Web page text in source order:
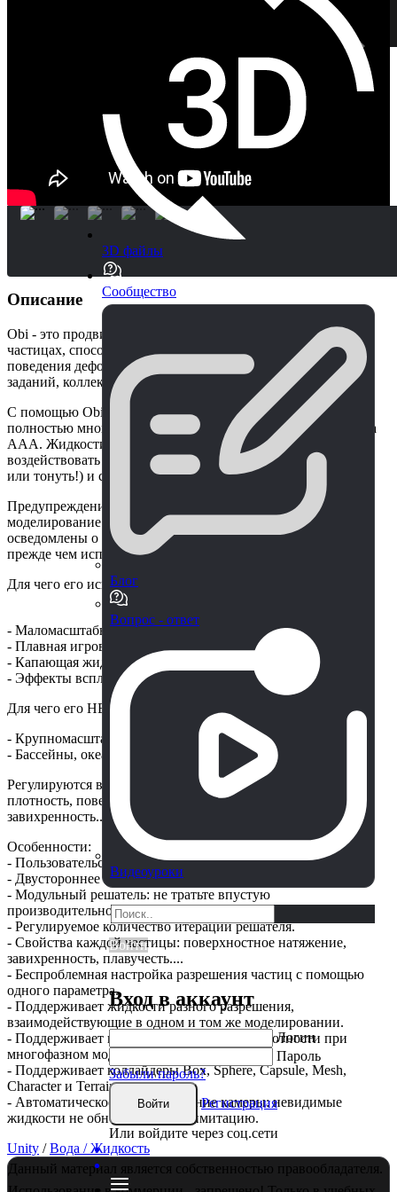
3D файлы
Сообщество
Блог
Вопрос - ответ
Видеоуроки
Войти
Вход в аккаунт
Логин
Пароль
Забыли пароль?
Войти
Регистрация
Или войдите через соц.сети
Описание
Obi - это продвинутый физический движок, основанный на
частицах, способный моделировать широкий спектр
поведения деформируемого материала. Зависит от пакета,
заданий, коллекций и математических пакетов.
С помощью Obi Fluid вы можете с легкостью создавать
полностью многопоточные жидкостные симуляции качества
AAA. Жидкости реагируют друг с другом, могут
воздействовать на твердые тела (даже заставлять их плавать
или тонуть!) и способны прилипать к поверхностям.
Предупреждение: Пожалуйста, обратите внимание, что
моделирование жидкости - очень сложная задача. Будьте
осведомлены о его последствиях для производительности,
прежде чем использовать его.
Для чего его использовать:
- Маломасштабное моделирование жидкости
- Плавная игровая механика 2D
- Капающая жидкость
- Эффекты всплеска
Для чего его НЕ следует использовать:
- Крупномасштабное моделирование жидкости
- Бассейны, океаны, озера, наводнения
Регулируются все физические свойства жидкости: вязкость,
плотность, поверхностное натяжение, липкость,
завихренность...
Особенности:
- Пользовательские формы излучателей.
- Двустороннее взаимодействие твердого тела.
- Модульный решатель: не тратьте впустую
производительность, все параметры доступны.
- Регулируемое количество итераций решателя.
- Свойства каждой частицы: поверхностное натяжение,
завихренность, плавучесть....
- Беспроблемная настройка разрешения частиц с помощью
одного параметра.
- Поддерживает жидкости разного разрешения,
взаимодействующие в одном и том же моделировании.
- Поддерживает высокие коэффициенты плотности при
многофазном моделировании.
- Поддерживает коллайдеры Box, Sphere, Capsule, Mesh,
Character и Terrain.
- Автоматическое отбраковывание камеры: невидимые
жидкости не обновляют свою имитацию.
Unity /Вода / Жидкость
Данный материал является собственностью правообладателя.